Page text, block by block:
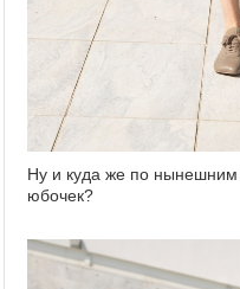
Ну и куда же по
юбочек?